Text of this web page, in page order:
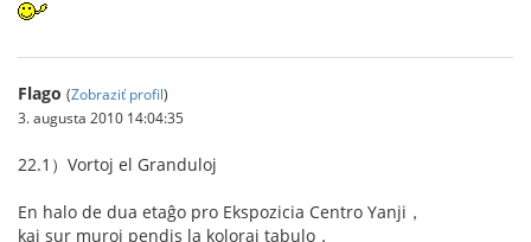
Flago (Zobraziť profil)
3. augusta 2010 14:04:35
22.1）Vortoj el Granduloj
En halo de dua etaĝo pro Ekspozicia Centro Yanji，
kaj sur muroj pendis la koloraj tabulo，